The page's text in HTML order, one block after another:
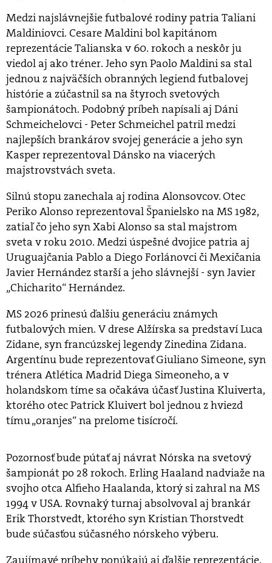
Medzi najslávnejšie futbalové rodiny patria Taliani
Maldiniovci. Cesare Maldini bol kapitánom
reprezentácie Talianska v 60. rokoch a neskôr ju
viedol aj ako tréner. Jeho syn Paolo Maldini sa stal
jednou z najväčších obranných legiend futbalovej
histórie a zúčastnil sa na štyroch svetových
šampionátoch. Podobný príbeh napísali aj Dáni
Schmeichelovci - Peter Schmeichel patril medzi
najlepších brankárov svojej generácie a jeho syn
Kasper reprezentoval Dánsko na viacerých
majstrovstvách sveta.
Silnú stopu zanechala aj rodina Alonsovcov. Otec
Periko Alonso reprezentoval Španielsko na MS 1982,
zatiaľ čo jeho syn Xabi Alonso sa stal majstrom
sveta v roku 2010. Medzi úspešné dvojice patria aj
Uruguajčania Pablo a Diego Forlánovci či Mexičania
Javier Hernández starší a jeho slávnejší - syn Javier
„Chicharito“ Hernández.
MS 2026 prinesú ďalšiu generáciu známych
futbalových mien. V drese Alžírska sa predstaví Luca
Zidane, syn francúzskej legendy Zinedina Zidana.
Argentínu bude reprezentovať Giuliano Simeone, syn
trénera Atlética Madrid Diega Simeoneho, a v
holandskom tíme sa očakáva účasť Justina Kluiverta,
ktorého otec Patrick Kluivert bol jednou z hviezd
tímu „oranjes“ na prelome tisícročí.
Pozornosť bude pútať aj návrat Nórska na svetový
šampionát po 28 rokoch. Erling Haaland nadviaže na
svojho otca Alfieho Haalanda, ktorý si zahral na MS
1994 v USA. Rovnaký turnaj absolvoval aj brankár
Erik Thorstvedt, ktorého syn Kristian Thorstvedt
bude súčasťou súčasného nórskeho výberu.